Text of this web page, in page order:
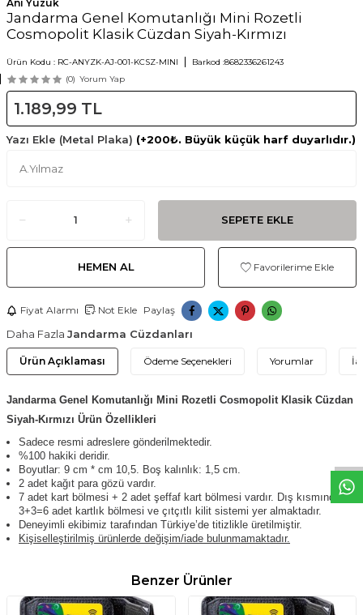
Anı Yüzük
Jandarma Genel Komutanlığı Mini Rozetli
Cosmopolit Klasik Cüzdan Siyah-Kırmızı
Ürün Kodu : RC-ANYZK-AJ-001-KCSZ-MINI Barkod :8682336261243
(0) Yorum Yap
1.189,99 TL
Yazı Ekle (Metal Plaka) (+200₺. Büyük küçük harf duyarlıdır.)
SEPETE EKLE
HEMEN AL Favorilerime Ekle
Fiyat Alarmı Not Ekle Paylaş
Daha Fazla Jandarma Cüzdanları
Ürün Açıklaması Ödeme Seçenekleri Yorumlar
Jandarma Genel Komutanlığı Mini Rozetli Cosmopolit Klasik Cüzdan
Siyah-Kırmızı Ürün Özellikleri
Sadece resmi adreslere gönderilmektedir.
%100 hakiki deridir.
Boyutlar: 9 cm * cm 10,5. Boş kalınlık: 1,5 cm.
2 adet kağıt para gözü vardır.
7 adet kart bölmesi + 2 adet şeffaf kart bölmesi vardır. Dış kısmında da
3+3=6 adet kartlık bölmesi ve çıtçıtlı kilit sistemi yer almaktadır.
Deneyimli ekibimiz tarafından Türkiye’de titizlikle üretilmiştir.
Kişiselleştirilmiş ürünlerde değişim/iade bulunmamaktadır.
Benzer Ürünler